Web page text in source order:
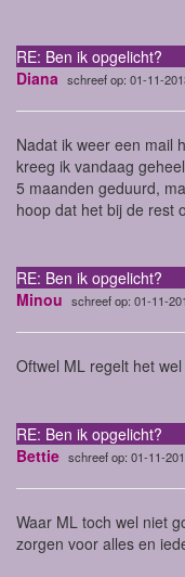
RE: Ben ik opgelicht?
Diana schreef op: 01-11-
Nadat ik weer een mail
kreeg ik vandaag
5 maanden geduurd,
hoop dat het bij de rest
RE: Ben ik opgelicht?
Minou schreef op: 01-11-
Oftwel ML regelt het wel
RE: Ben ik opgelicht?
Bettie schreef op: 01-11-
Waar ML toch wel niet
zorgen voor alles en